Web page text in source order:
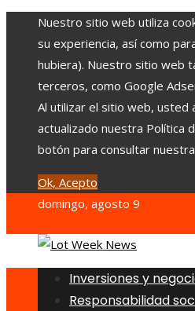
Nuestro sitio web utiliza
su experiencia, así como
hubiera). Nuestro sitio web
terceros, como Google
Al utilizar el sitio web, usted
actualizado nuestra Política
botón para consultar
Ok, Acepto
domingo, agosto 9
Inversiones y
Responsabilidad